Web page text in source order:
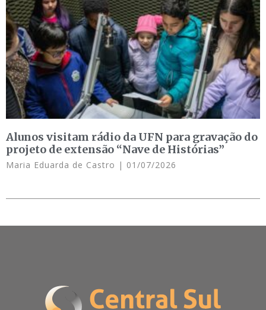
Alunos visitam rádio da UFN para gravação do
projeto de extensão “Nave de Histórias”
Maria Eduarda de Castro 01/07/2026